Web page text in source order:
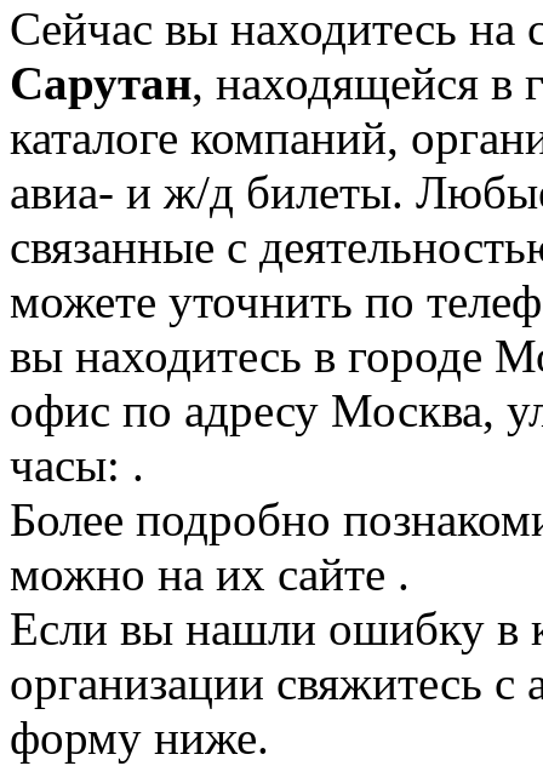
Сейчас вы находитесь на
Сарутан, находящейся в
каталоге компаний,
авиа- и ж/д билеты.
связанные с
можете уточнить по
вы находитесь в городе
офис по адресу Москва,
часы: .
Более подробно
можно на их сайте .
Если вы нашли ошибку в
организации свяжитесь
форму ниже.